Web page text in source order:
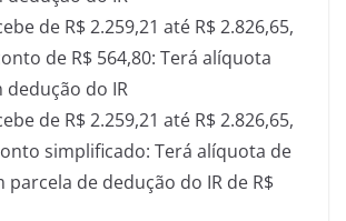
de R$ 2.259,21 até R$ 2.826,65,
de R$ 564,80: Terá alíquota
dedução do IR
de R$ 2.259,21 até R$ 2.826,65,
simplificado: Terá alíquota de
parcela de dedução do IR de R$